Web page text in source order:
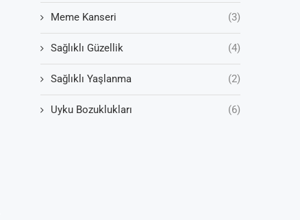
Meme Kanseri (3)
Sağlıklı Güzellik (4)
Sağlıklı Yaşlanma (2)
Uyku Bozuklukları (6)